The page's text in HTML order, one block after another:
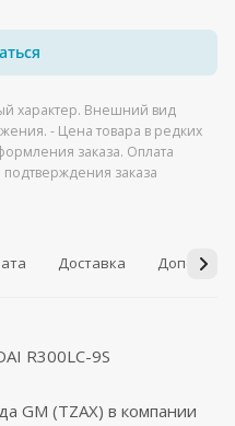
характер. Внешний вид
- Цена товара в редких
заказа. Оплата
подтверждения заказа
Доставка
R300LC-9S
GM (TZAX) в компании